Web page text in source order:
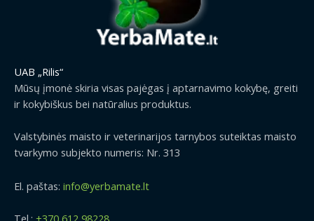
UAB „Rilis“
Mūsų įmonė skiria visas pajėgas į aptarnavimo kokybę, greiti
ir kokybiškus bei natūralius produktus.
Valstybinės maisto ir veterinarijos tarnybos suteiktas maisto
tvarkymo subjekto numeris: Nr. 313
El. paštas: info@yerbamate.lt